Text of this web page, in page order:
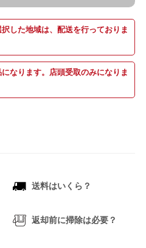
した地域は、配送を行っておりま
なります。店頭受取のみになりま
送料はいくら？
返却前に掃除は必要？